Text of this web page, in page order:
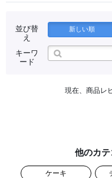
並び替
え
新しい順
キーワ
ード
現在、商品レ
他のカ
ケーキ